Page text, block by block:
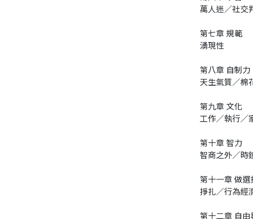
萬人迷／社交
第七章 規範
湧現性
第八章 自制力
天生氣質／棉
第九章 文化
工作／執行／
第十章 智力
智商之外／時
第十一章 做選
掙扎／行為經
第十二章 自由